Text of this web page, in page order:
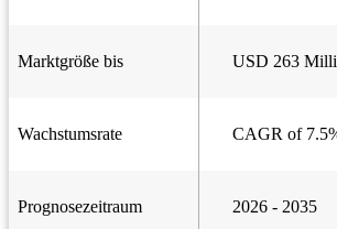
Marktgröße bis USD 263
Wachstumsrate CAGR of
Prognosezeitraum 2026 - 2035